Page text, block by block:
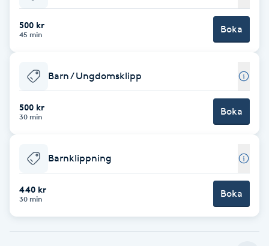
Diamantslipning
Extensions
500 kr
45 min Boka
Barn / Ungdomsklipp
500 kr
30 min Boka
Barnklippning
440 kr
30 min Boka